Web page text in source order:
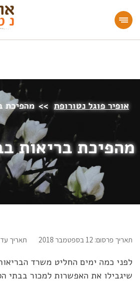
מעוניינים להעמיק או
הצטרפו
אופיר פוגל נטורופת >> מהפיכת
מהפיכת בריאות
תאריך פרסום: 12 בספטמבר 2018 תאריך עדכון: 30
לפני כמה ימים החליט משרד
שיגבילו את האפשרות למכור בבתי